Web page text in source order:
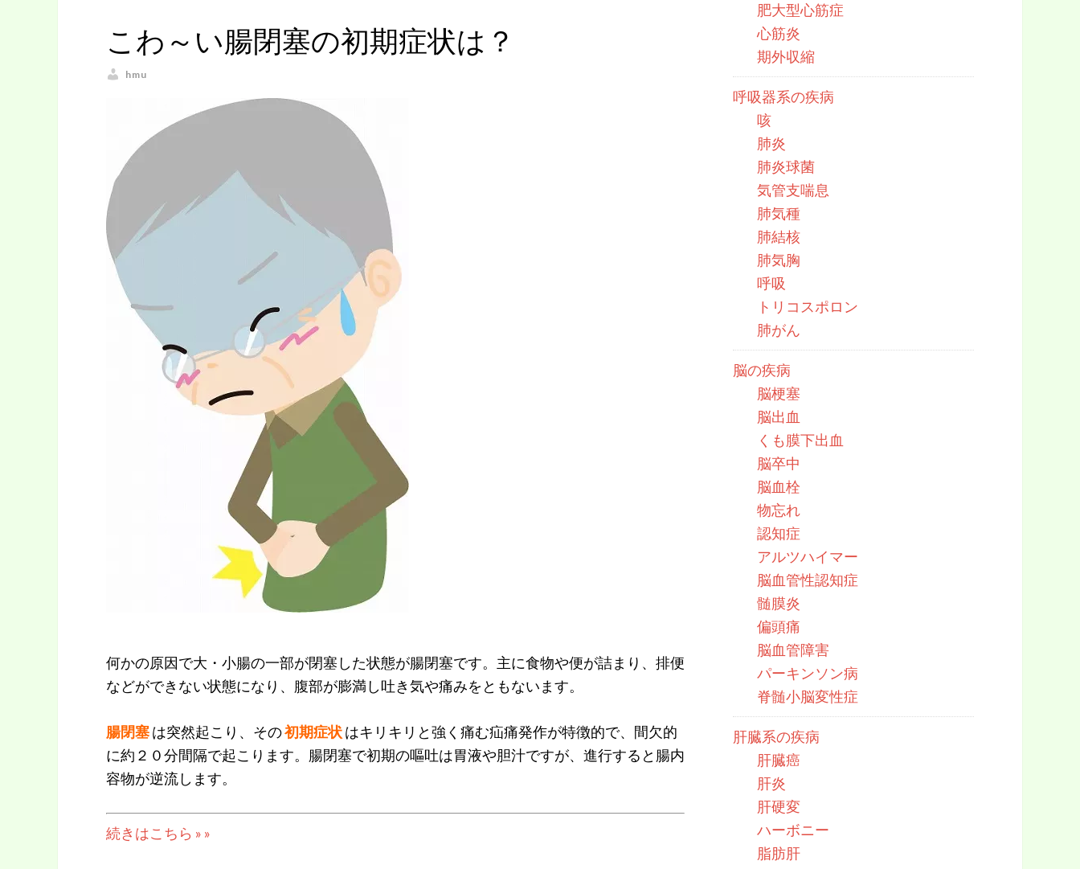
こわ～い腸閉塞の初期症状は？
hmu
何かの原因で大・小腸の一部が閉塞した状態が腸閉塞です。主に食物や便が詰まり、排便
などができない状態になり、腹部が膨満し吐き気や痛みをともないます。
腸閉塞は突然起こり、その初期症状はキリキリと強く痛む疝痛発作が特徴的で、間欠的
に約２０分間隔で起こります。腸閉塞で初期の嘔吐は胃液や胆汁ですが、進行すると腸内
容物が逆流します。
続きはこちら » »
肥大型心筋症
心筋炎
期外収縮
呼吸器系の疾病
咳
肺炎
肺炎球菌
気管支喘息
肺気種
肺結核
肺気胸
呼吸
トリコスポロン
肺がん
脳の疾病
脳梗塞
脳出血
くも膜下出血
脳卒中
脳血栓
物忘れ
認知症
アルツハイマー
脳血管性認知症
髄膜炎
偏頭痛
脳血管障害
パーキンソン病
脊髄小脳変性症
肝臓系の疾病
肝臓癌
肝炎
肝硬変
ハーボニー
脂肪肝